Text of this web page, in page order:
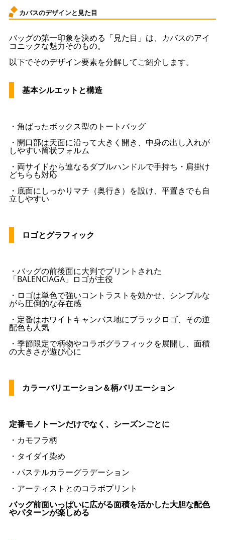
カバスのデザインと見た目
バッグの第一印象を決める「見た目」は、カバスのアイ
コニックな魅力そのもの。
以下でそのデザイン要素を分解してご紹介します。
基本シルエットと構造
・角ばったボックス型のトートバッグ
・開口部は天面に沿って大きく開き、中身の出し入れが
しやすい筒状フォルム
・両サイドから連なるダブルハンドルで手持ち・肩掛け
どちらも対応
・底面にしっかりマチ（奥行き）を設け、平置きでも自
立しやすい
ロゴとグラフィック
・バッグの前後面に大判でプリントされた
「BALENCIAGA」ロゴが主役
・ロゴは単色で強いコントラストを効かせ、シンプルな
がら圧倒的な存在感
・定番はホワイトキャンバス地にブラックロゴ、その逆
配色も人気
・季節限定で柄物やコラボグラフィックを展開し、面積
の大きさが遊び心に
カラーバリエーション＆柄バリエーション
定番モノトーンだけでなく、シーズンごとに
・カモフラ柄
・タイダイ染め
・パステルカラーグラデーション
・アーティストとのコラボプリント
バッグ前面いっぱいに広がる面積を活かした大胆な配色
やパターンが楽しめる